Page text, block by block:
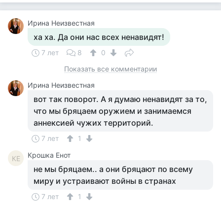
Ирина Неизвестная
ха ха. Да они нас всех ненавидят!
7 лет 8
0
Показать все комментарии
Ирина Неизвестная
вот так поворот. А я думаю ненавидят за то,
что мы бряцаем оружием и занимаемся
аннексией чужих территорий.
7 лет 1
КЕ Крошка Енот
не мы бряцаем.. а они бряцают по всему
миру и устраивают войны в странах
7 лет
1